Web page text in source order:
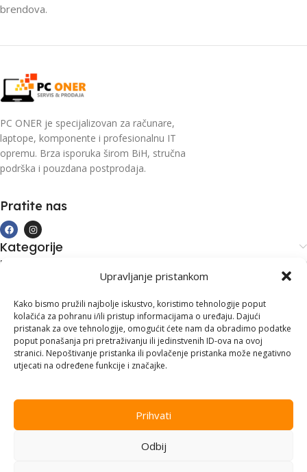
Upravljanje pristankom
Kako bismo pružili najbolje iskustvo, koristimo tehnologije poput
kolačića za pohranu i/ili pristup informacijama o uređaju. Dajući
pristanak za ove tehnologije, omogućit ćete nam da obradimo podatke
poput ponašanja pri pretraživanju ili jedinstvenih ID-ova na ovoj
stranici. Nepoštivanje pristanka ili povlačenje pristanka može negativno
utjecati na određene funkcije i značajke.
Prihvati
Odbij
brendova.
PC ONER je specijalizovan za računare,
laptope, komponente i profesionalnu IT
opremu. Brza isporuka širom BiH, stručna
podrška i pouzdana postprodaja.
Pratite nas
Kategorije
Kupovina i podrška
Kontakt informacije
Branilaca Bosne, 75 300 Lukavac
+387 35 555 999
info@pconer.ba